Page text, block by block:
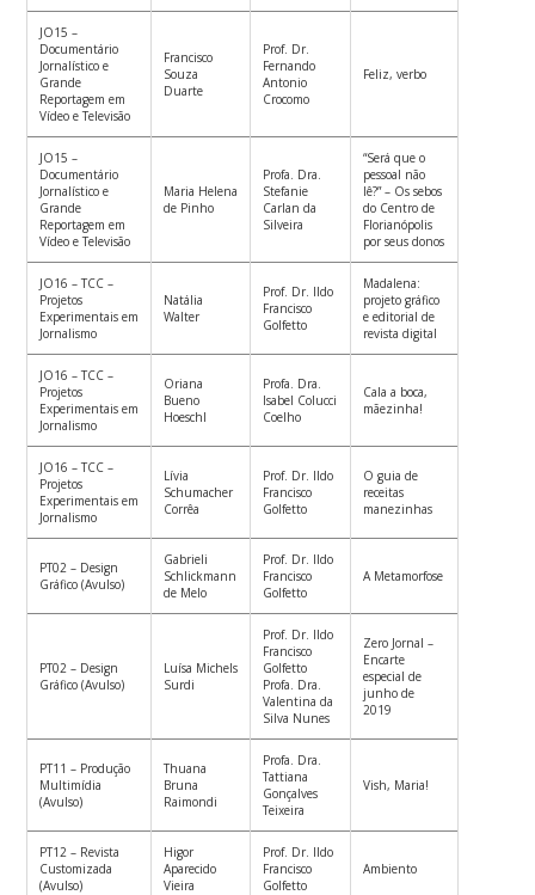
JO15 –
Documentário
Jornalístico e
Grande
Reportagem em
Vídeo e Televisão
Francisco
Souza
Duarte
Prof. Dr.
Fernando
Antonio
Crocomo
Feliz, verbo
JO15 –
Documentário
Jornalístico e
Grande
Reportagem em
Vídeo e Televisão
Maria Helena
de Pinho
Profa. Dra.
Stefanie
Carlan da
Silveira
“Será que o
pessoal não
lê?” – Os sebos
do Centro de
Florianópolis
por seus donos
JO16 – TCC –
Projetos
Experimentais em
Jornalismo
Natália
Walter
Prof. Dr. Ildo
Francisco
Golfetto
Madalena:
projeto gráfico
e editorial de
revista digital
JO16 – TCC –
Projetos
Experimentais em
Jornalismo
Oriana
Bueno
Hoeschl
Profa. Dra.
Isabel Colucci
Coelho
Cala a boca,
mãezinha!
JO16 – TCC –
Projetos
Experimentais em
Jornalismo
Lívia
Schumacher
Corrêa
Prof. Dr. Ildo
Francisco
Golfetto
O guia de
receitas
manezinhas
PT02 – Design
Gráfico (Avulso)
Gabrieli
Schlickmann
de Melo
Prof. Dr. Ildo
Francisco
Golfetto
A Metamorfose
PT02 – Design
Gráfico (Avulso)
Luísa Michels
Surdi
Prof. Dr. Ildo
Francisco
Golfetto
Profa. Dra.
Valentina da
Silva Nunes
Zero Jornal –
Encarte
especial de
junho de
2019
PT11 – Produção
Multimídia
(Avulso)
Thuana
Bruna
Raimondi
Profa. Dra.
Tattiana
Gonçalves
Teixeira
Vish, Maria!
PT12 – Revista
Customizada
(Avulso)
Higor
Aparecido
Vieira
Prof. Dr. Ildo
Francisco
Golfetto
Ambiento